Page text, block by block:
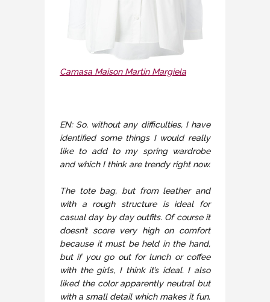
Camasa Maison Martin Margiela
EN: So, without any difficulties, I have
identified some things I would really
like to add to my spring wardrobe
and which I think are trendy right now.
The tote bag, but from leather and
with a rough structure is ideal for
casual day by day outfits. Of course it
doesn’t score very high on comfort
because it must be held in the hand,
but if you go out for lunch or coffee
with the girls, I think it’s ideal. I also
liked the color apparently neutral but
with a small detail which makes it fun.